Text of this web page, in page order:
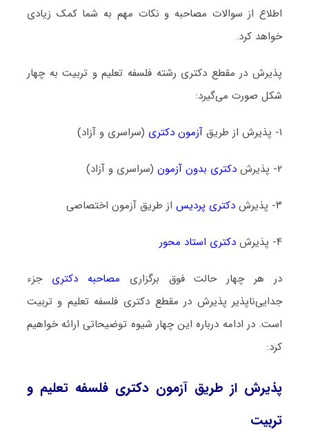
اطلاع از سوالات مصاحبه و نکات مهم به شما کمک زیادی
خواهد کرد.
پذیرش در مقطع دکتری رشته فلسفه تعلیم و تربیت به چهار
شکل صورت می‌گیرد:
۱- پذیرش از طریق آزمون دکتری (سراسری و آزاد)
۲- پذیرش دکتری بدون آزمون(سراسری و آزاد)
۳- پذیرش دکتری پردیساز طریق آزمون اختصاصی
۴- پذیرش دکتری استاد محور
در هر چهار حالت فوق برگزاری مصاحبه دکتری جزء
جدایی‌ناپذیر پذیرش در مقطع دکتری فلسفه تعلیم و تربیت
است. در ادامه درباره این چهار شیوه توضیحاتی ارائه خواهیم
کرد:
پذیرش از طریق آزمون دکتری فلسفه تعلیم و
تربیت